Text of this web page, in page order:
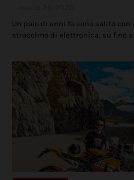
Un paio di anni fa sono salito
stracolmo di elettronica, su fino a